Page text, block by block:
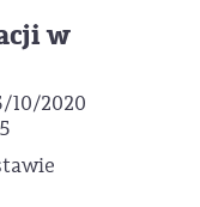
w
10/2020